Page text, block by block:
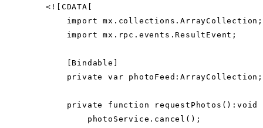
        <![CDATA[
            import mx.collections.ArrayCollection;
            import mx.rpc.events.ResultEvent;
            [Bindable]
            private var photoFeed:ArrayCollection;
private function requestPhotos():void
                photoService.cancel();